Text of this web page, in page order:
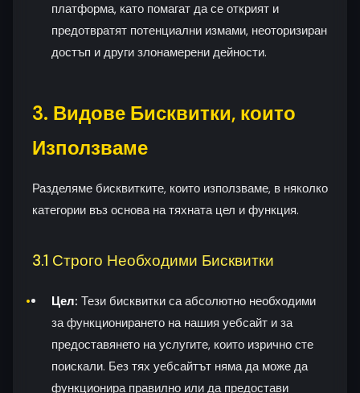
платформа, като помагат да се открият и
предотвратят потенциални измами, неоторизиран
достъп и други злонамерени дейности.
3. Видове Бисквитки, които
Използваме
Разделяме бисквитките, които използваме, в няколко
категории въз основа на тяхната цел и функция.
3.1 Строго Необходими Бисквитки
Цел: Тези бисквитки са абсолютно необходими
за функционирането на нашия уебсайт и за
предоставянето на услугите, които изрично сте
поискали. Без тях уебсайтът няма да може да
функционира правилно или да предостави